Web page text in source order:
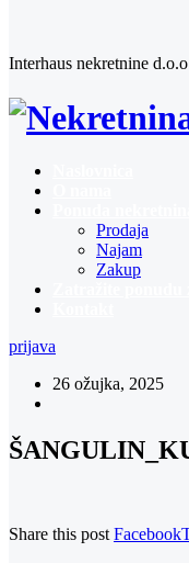
Interhaus nekretnine
Prodaja
Najam
Zakup
prijava
26 ožujka, 2025
Share this post Facebook